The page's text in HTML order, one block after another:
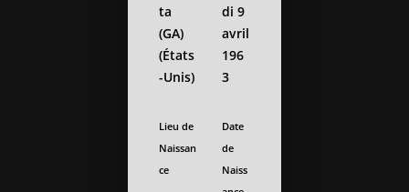
ta
(GA)
(États
-Unis)
Lieu de
Naissan
ce
di 9
avril
196
3
Date
de
Naiss